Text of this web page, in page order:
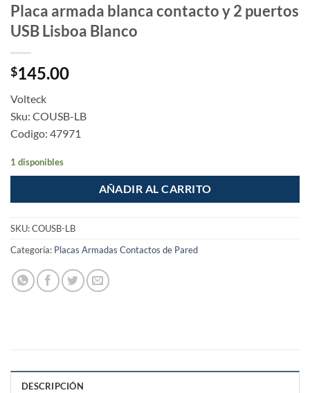
Placa armada blanca contacto y 2 puertos
USB Lisboa Blanco
$145.00
Volteck
Sku: COUSB-LB
Codigo: 47971
1 disponibles
AÑADIR AL CARRITO
SKU:COUSB-LB
Categoría: Placas Armadas Contactos de Pared
DESCRIPCIÓN